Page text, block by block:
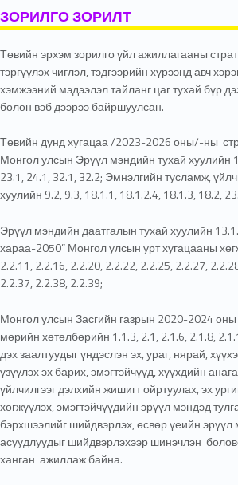
ЗОРИЛГО ЗОРИЛТ
Төвийн эрхэм зорилго үйл ажиллагааны
тэргүүлэх чиглэл, тэдгээрийн хүрээнд авч
хэмжээний мэдээлэл тайланг цаг тухай бүр
болон вэб дээрээ байршуулсан.
Төвийн дунд хугацаа /2023-2026 оны/-ны
Монгол улсын Эрүүл мэндийн тухай хуулийн
23.1, 24.1, 32.1, 32.2; Эмнэлгийн тусламж,
хуулийн 9.2, 9.3, 18.1.1, 18.1.2.4, 18.1.3, 18.2,
Эрүүл мэндийн даатгалын тухай хуулийн
хараа-2050” Монгол улсын урт хугацааны
2.2.11, 2.2.16, 2.2.20, 2.2.22, 2.2.25, 2.2.27,
2.2.37, 2.2.38, 2.2.39;
Монгол улсын Засгийн газрын 2020-2024
мөрийн хөтөлбөрийн 1.1.3, 2.1, 2.1.6, 2.1.8,
дэх заалтуудыг үндэслэн эх, ураг, нярай,
үзүүлэх эх барих, эмэгтэйчүүд, хүүхдийн
үйлчилгээг дэлхийн жишигт ойртуулах, эх
хөгжүүлэх, эмэгтэйчүүдийн эрүүл мэндэд
бэрхшээлийг шийдвэрлэх, өсвөр үеийн эрүүл
асуудлуудыг шийдвэрлэхээр шинэчлэн
ханган ажиллаж байна.